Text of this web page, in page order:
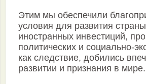
Этим мы обеспечили
условия для развития
иностранных инвестиций,
политических и социально-
как следствие, добились
развитии и признания в мире.